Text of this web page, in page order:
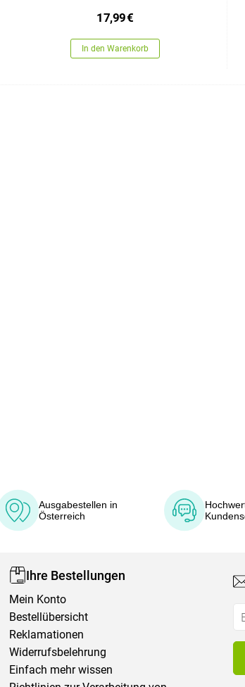
17,99€
In den Warenkorb
Ausgabestellen in
Österreich
Ihre Bestellungen
Mein Konto
Bestellübersicht
Reklamationen
Widerrufsbelehrung
Einfach mehr wissen